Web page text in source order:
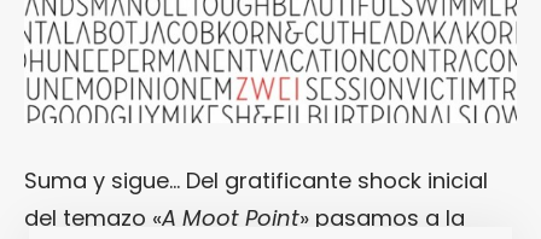
Suma y sigue… Del gratificante shock inicial
del temazo «A Moot Point» pasamos a la